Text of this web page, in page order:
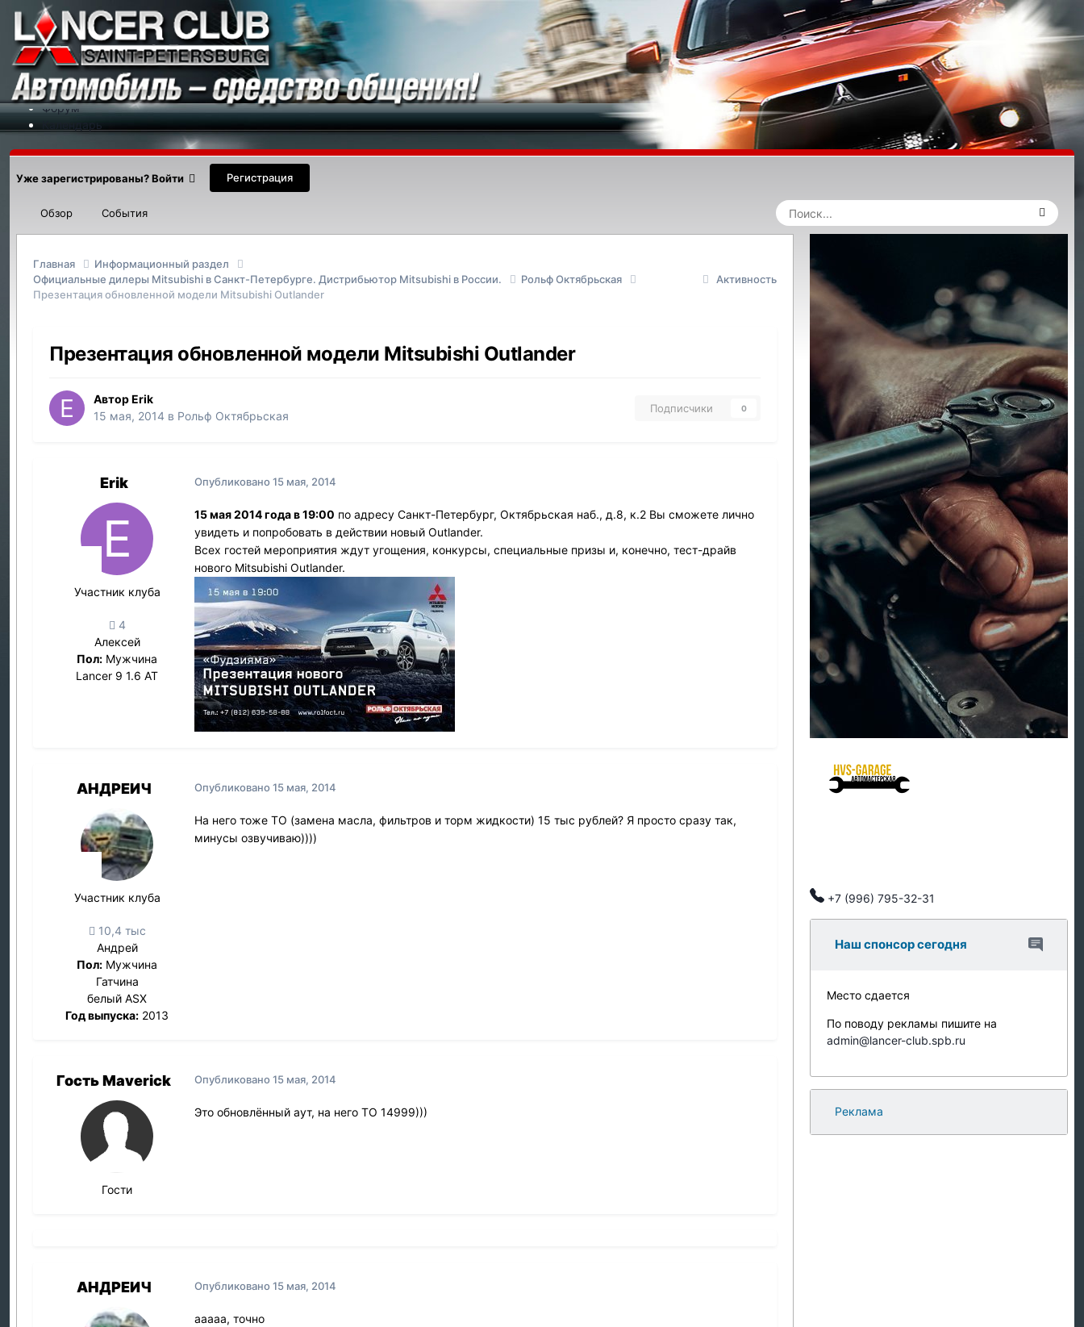
Меню
На сайт
Форум
Календарь
Новости
Контакты
Уже зарегистрированы? Войти Регистрация
Обзор События
Активность
Главная
Информационный раздел
Официальные дилеры Mitsubishi в Санкт-Петербурге. Дистрибьютор Mitsubishi в России.
Рольф Октябрьская
Презентация обновленной модели Mitsubishi Outlander
Презентация обновленной модели Mitsubishi Outlander
АвторErik
15 мая, 2014 в Рольф Октябрьская
Подписчики 0
Erik
Участник клуба
4
Алексей
Пол: Мужчина
Lancer 9 1.6 AT
Опубликовано15 мая, 2014
15 мая 2014 года в 19:00 по адресу Санкт-Петербург, Октябрьская наб., д.8, к.2 Вы сможете лично
увидеть и попробовать в действии новый Outlander.
Всех гостей мероприятия ждут угощения, конкурсы, специальные призы и, конечно, тест-драйв
нового Mitsubishi Outlander.
АНДРЕИЧ
Участник клуба
10,4 тыс
Андрей
Пол: Мужчина
Гатчина
белый ASX
Год выпуска: 2013
Опубликовано15 мая, 2014
На него тоже ТО (замена масла, фильтров и торм жидкости) 15 тыс рублей? Я просто сразу так,
минусы озвучиваю))))
Гость Maverick
Гости
Опубликовано15 мая, 2014
Это обновлённый аут, на него ТО 14999)))
АНДРЕИЧ Опубликовано15 мая, 2014
ааааа, точно
+7 (996) 795-32-31
Наш спонсор сегодня
Место сдается
По поводу рекламы пишите на
admin@lancer-club.spb.ru
Реклама